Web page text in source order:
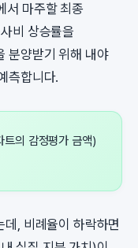
서 마주할 최종
비 상승률을
분양받기 위해 내야
측합니다.
의 감정평가 금액)
, 비례율이 하락하면